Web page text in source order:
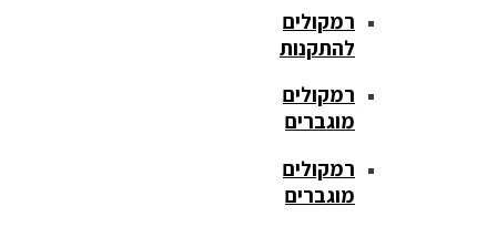
רמקולים
להתקנות
רמקולים
מוגברים
רמקולים
מוגברים